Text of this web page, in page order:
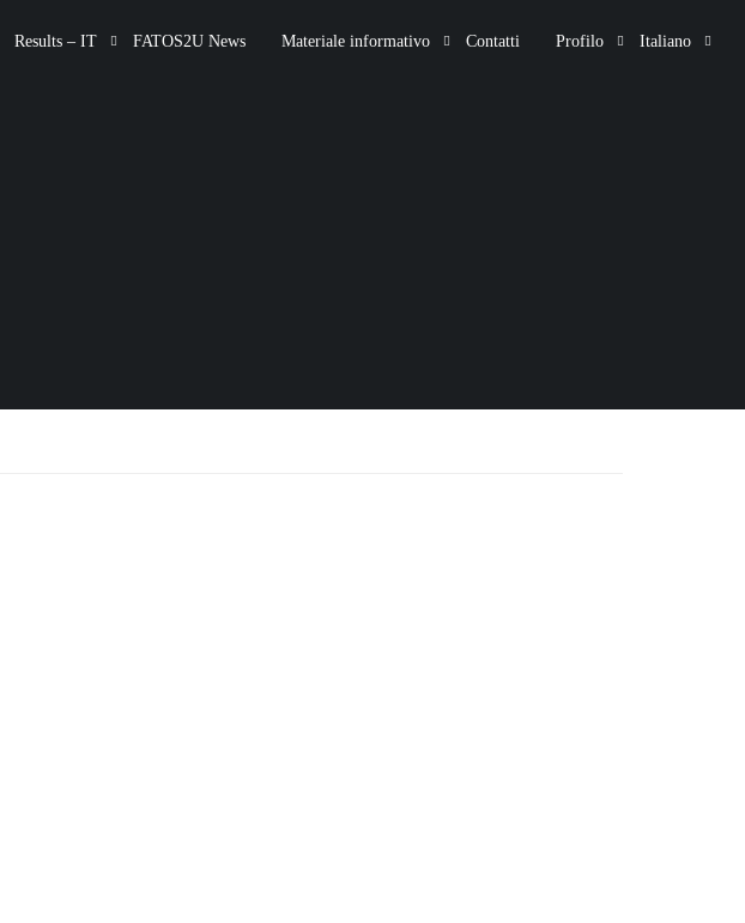
Results – IT FATOS2U News Materiale informativo Contatti Profilo Italiano